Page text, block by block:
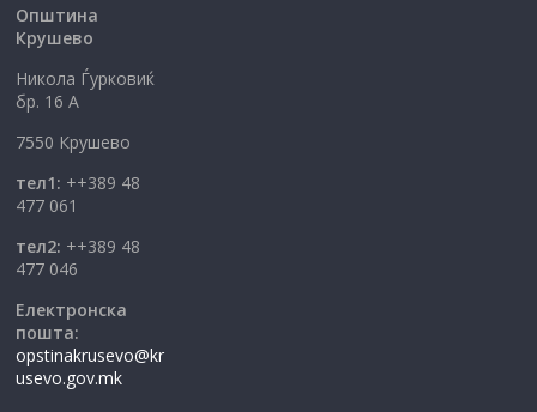
Општина
Крушево
Никола Ѓурковиќ
бр. 16 А
7550 Крушево
тел1: ++389 48
477 061
тел2: ++389 48
477 046
Електронска
пошта:
opstinakrusevo@kr
usevo.gov.mk